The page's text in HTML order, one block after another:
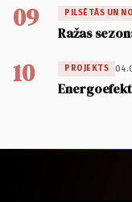
09 PILSĒTĀS UN
Ražas
10 PROJEKTS